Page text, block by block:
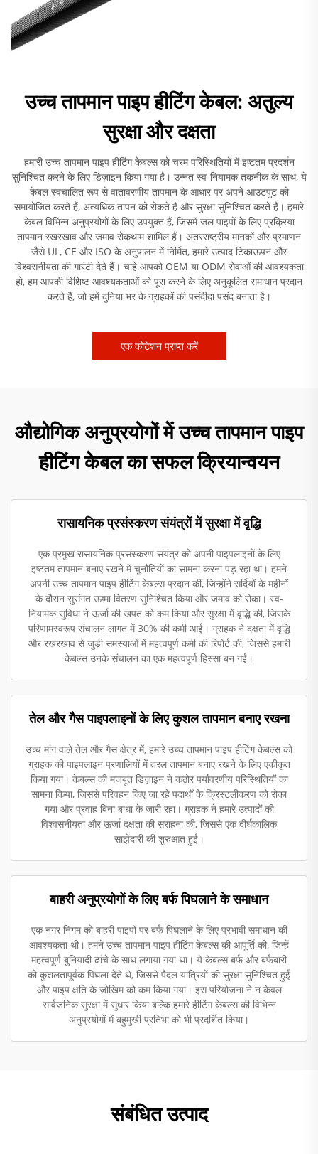
उच्च तापमान पाइप हीटिंग केबल: अतुल्य
सुरक्षा और दक्षता
हमारी उच्च तापमान पाइप हीटिंग केबल्स को चरम परिस्थितियों में इष्टतम प्रदर्शन
सुनिश्चित करने के लिए डिज़ाइन किया गया है। उन्नत स्व-नियामक तकनीक के साथ, ये
केबल स्वचालित रूप से वातावरणीय तापमान के आधार पर अपने आउटपुट को
समायोजित करते हैं, अत्यधिक तापन को रोकते हैं और सुरक्षा सुनिश्चित करते हैं। हमारे
केबल विभिन्न अनुप्रयोगों के लिए उपयुक्त हैं, जिसमें जल पाइपों के लिए प्रक्रिया
तापमान रखरखाव और जमाव रोकथाम शामिल हैं। अंतरराष्ट्रीय मानकों और प्रमाणन
जैसे UL, CE और ISO के अनुपालन में निर्मित, हमारे उत्पाद टिकाऊपन और
विश्वसनीयता की गारंटी देते हैं। चाहे आपको OEM या ODM सेवाओं की आवश्यकता
हो, हम आपकी विशिष्ट आवश्यकताओं को पूरा करने के लिए अनुकूलित समाधान प्रदान
करते हैं, जो हमें दुनिया भर के ग्राहकों की पसंदीदा पसंद बनाता है।
एक कोटेशन प्राप्त करें
औद्योगिक अनुप्रयोगों में उच्च तापमान पाइप
हीटिंग केबल का सफल क्रियान्वयन
रासायनिक प्रसंस्करण संयंत्रों में सुरक्षा में वृद्धि
एक प्रमुख रासायनिक प्रसंस्करण संयंत्र को अपनी पाइपलाइनों के लिए
इष्टतम तापमान बनाए रखने में चुनौतियों का सामना करना पड़ रहा था। हमने
अपनी उच्च तापमान पाइप हीटिंग केबल्स प्रदान कीं, जिन्होंने सर्दियों के महीनों
के दौरान सुसंगत ऊष्मा वितरण सुनिश्चित किया और जमाव को रोका। स्व-
नियामक सुविधा ने ऊर्जा की खपत को कम किया और सुरक्षा में वृद्धि की, जिसके
परिणामस्वरूप संचालन लागत में 30% की कमी आई। ग्राहक ने दक्षता में वृद्धि
और रखरखाव से जुड़ी समस्याओं में महत्वपूर्ण कमी की रिपोर्ट की, जिससे हमारी
केबल्स उनके संचालन का एक महत्वपूर्ण हिस्सा बन गईं।
तेल और गैस पाइपलाइनों के लिए कुशल तापमान बनाए रखना
उच्च मांग वाले तेल और गैस क्षेत्र में, हमारे उच्च तापमान पाइप हीटिंग केबल्स को
ग्राहक की पाइपलाइन प्रणालियों में तरल तापमान बनाए रखने के लिए एकीकृत
किया गया। केबल्स की मजबूत डिज़ाइन ने कठोर पर्यावरणीय परिस्थितियों का
सामना किया, जिससे परिवहन किए जा रहे पदार्थों के क्रिस्टलीकरण को रोका
गया और प्रवाह बिना बाधा के जारी रहा। ग्राहक ने हमारे उत्पादों की
विश्वसनीयता और ऊर्जा दक्षता की सराहना की, जिससे एक दीर्घकालिक
साझेदारी की शुरुआत हुई।
बाहरी अनुप्रयोगों के लिए बर्फ पिघलाने के समाधान
एक नगर निगम को बाहरी पाइपों पर बर्फ पिघलाने के लिए प्रभावी समाधान की
आवश्यकता थी। हमने उच्च तापमान पाइप हीटिंग केबल्स की आपूर्ति की, जिन्हें
महत्वपूर्ण बुनियादी ढांचे के साथ लगाया गया था। ये केबल्स बर्फ और बर्फबारी
को कुशलतापूर्वक पिघला देते थे, जिससे पैदल यात्रियों की सुरक्षा सुनिश्चित हुई
और पाइप क्षति के जोखिम को कम किया गया। इस परियोजना ने न केवल
सार्वजनिक सुरक्षा में सुधार किया बल्कि हमारे हीटिंग केबल्स की विभिन्न
अनुप्रयोगों में बहुमुखी प्रतिभा को भी प्रदर्शित किया।
संबंधित उत्पाद